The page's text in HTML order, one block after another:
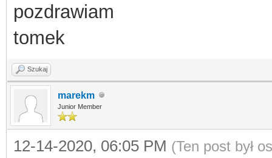
pozdrawiam
tomek
Szukaj
marekm
Junior Member
12-14-2020, 06:05 PM (Ten post był